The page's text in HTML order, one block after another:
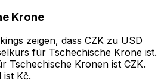
Krone
zeigen, dass CZK zu USD
für Tschechische Krone ist.
Tschechische Kronen ist CZK.
ist Kč.